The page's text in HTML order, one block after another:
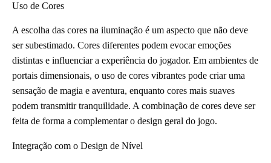
Uso de Cores
A escolha das cores na iluminação é um aspecto que não deve
ser subestimado. Cores diferentes podem evocar emoções
distintas e influenciar a experiência do jogador. Em ambientes de
portais dimensionais, o uso de cores vibrantes pode criar uma
sensação de magia e aventura, enquanto cores mais suaves
podem transmitir tranquilidade. A combinação de cores deve ser
feita de forma a complementar o design geral do jogo.
Integração com o Design de Nível